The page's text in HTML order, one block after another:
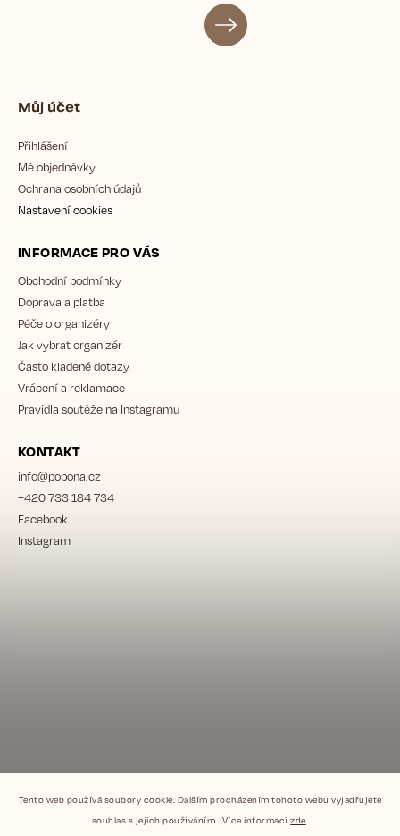
Tento web používá soubory cookie. Dalším procházením tohoto webu vyjadřujete
souhlas s jejich používáním.. Více informacízde
Můj účet
Přihlášení
Mé objednávky
Ochrana osobních údajů
Nastavení cookies
INFORMACE PRO VÁS
Obchodní podmínky
Doprava a platba
Péče o organizéry
Jak vybrat organizér
Často kladené dotazy
Vrácení a reklamace
Pravidla soutěže na Instagramu
KONTAKT
info@popona.cz
+420 733 184 734
Facebook
Instagram